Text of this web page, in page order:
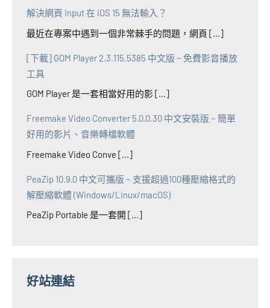
解決網頁 Input 在 iOS 15 無法輸入？
最近在專案中遇到一個非常棘手的問題，網頁 [...]
[下載] GOM Player 2.3.115.5385 中文版 ~ 免費影音播放
工具
GOM Player 是一套相當好用的影 [...]
Freemake Video Converter 5.0.0.30 中文安裝版 ~ 簡單
好用的影片、音樂轉檔軟體
Freemake Video Conve [...]
PeaZip 10.9.0 中文可攜版 ~ 支援超過100種壓縮格式的
解壓縮軟體 (Windows/Linux/macOS)
PeaZip Portable 是一套開 [...]
好站連結